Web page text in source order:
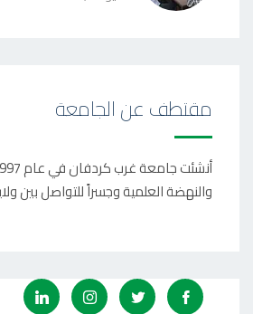
مقتطف عن الجامعة
والنهضة العلمية وجسراً للتواصل بين